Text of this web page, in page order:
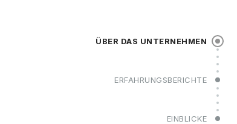
ÜBER DAS UNTERNEHMEN
ERFAHRUNGSBERICHTE
EINBLICKE